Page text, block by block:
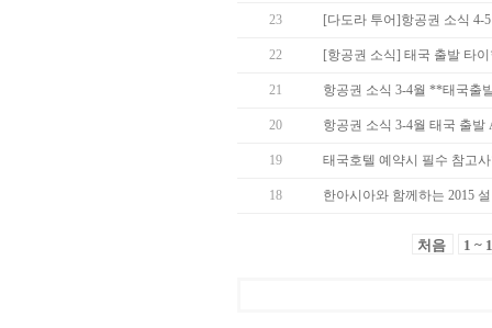
23 [다도라 투어]항공권 소식
22 [항공권 소식] 태국 출발 타
21 항공권 소식 3-4월 **태국출
20 항공권 소식 3-4월 태국 출발
19 태국호텔 예약시 필수 참고
18 한아시아와 함께하는 2015
처음 1 ~